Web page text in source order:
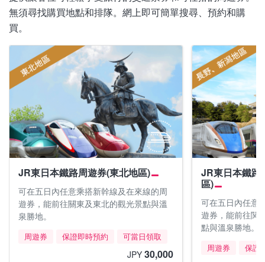
無須尋找購買地點和排隊。網上即可簡單搜尋、預約和購
買。
JR東日本鐵路周遊券(東北地區)
可在五日內任意乘搭新幹線及在來線的周
遊券，能前往關東及東北的觀光景點與溫
泉勝地。
周遊券 保證即時預約 可當日領取
JPY 30,000
JR東日本鐵路
區)
可在五日內任意
遊券，能前往関
點與溫泉勝地。
周遊券 保證